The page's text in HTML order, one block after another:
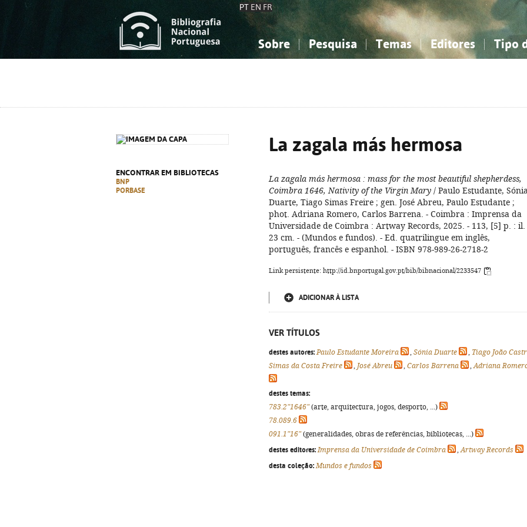
PT EN FR
Sobre Pesquisa Temas Editores Tipo
ENCONTRAR EM BIBLIOTECAS
BNP
PORBASE
La zagala más hermosa
La zagala más hermosa : mass for the most beautiful shepherdess,
Coimbra 1646, Nativity of the Virgin Mary / Paulo Estudante, Sónia
Duarte, Tiago Simas Freire ; gen. José Abreu, Paulo Estudante ;
phot. Adriana Romero, Carlos Barrena. - Coimbra : Imprensa da
Universidade de Coimbra : Artway Records, 2025. - 113, [5] p. : il.
23 cm. - (Mundos e fundos). - Ed. quatrilingue em inglês,
português, francês e espanhol. - ISBN 978-989-26-2718-2
Link persistente: http://id.bnportugal.gov.pt/bib/bibnacional/2233547
ADICIONAR À LISTA
VER TÍTULOS
destes autores: Paulo Estudante Moreira , Sónia Duarte , Tiago João
Simas da Costa Freire
, José Abreu , Carlos Barrena ,Adriana
destes temas:
783.2"1646"(arte, arquitectura, jogos, desporto, ...)
78.089.6
091.1"16"(generalidades, obras de referências, bibliotecas, ...)
destes editores: Imprensa da Universidade de Coimbra ,Artway Records
desta coleção: Mundos e fundos